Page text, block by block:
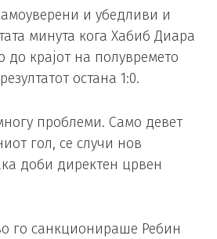
и убедливи и
минута кога Хабиб Диара
крајот на полувремето
остана 1:0.
проблеми. Само девет
гол, се случи нов
доби директен црвен
го санкционираше Ребин